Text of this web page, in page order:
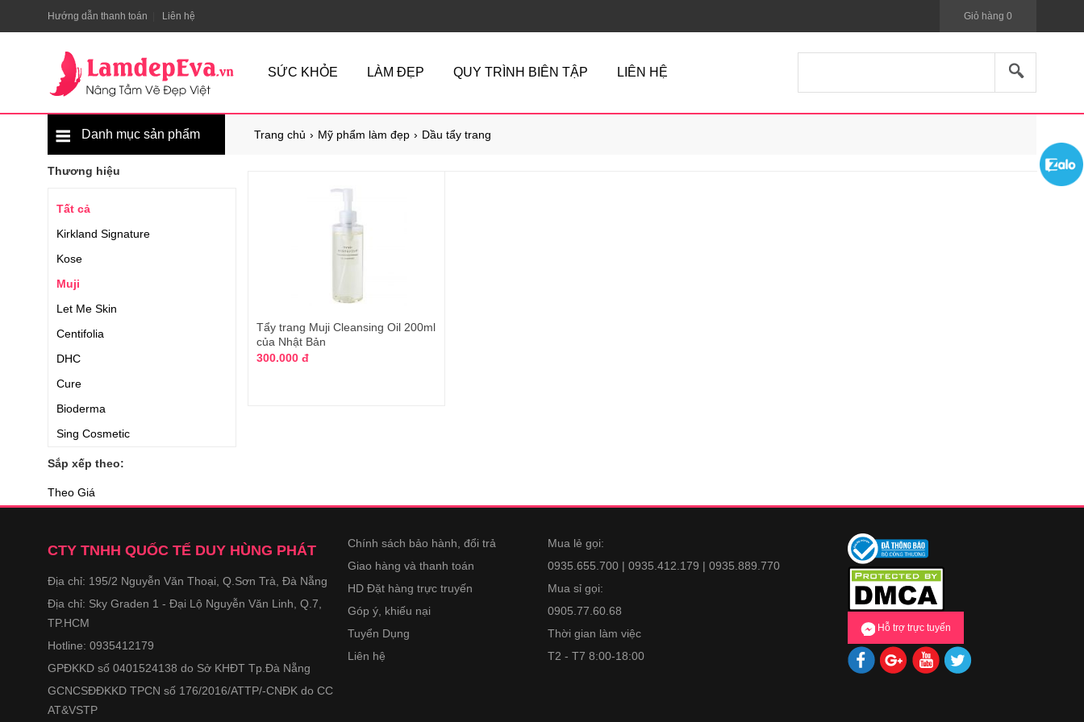
Hướng dẫn thanh toán Liên hệ Giỏ hàng 0
SỨC KHỎE LÀM ĐẸP QUY TRÌNH BIÊN TẬP LIÊN HỆ
Trang chủ Mỹ phẩm làm đẹp Dầu tẩy trang
Danh mục sản phẩm
Thương hiệu
Tất cả
Kirkland Signature
Kose
Muji
Let Me Skin
Centifolia
DHC
Cure
Bioderma
Sing Cosmetic
NUXE
LouvCell
Lanci
Derladie
Chacott
Three
Sắp xếp theo:
Theo Giá
Tẩy trang Muji Cleansing Oil 200ml
của Nhật Bản
300.000 đ
CTY TNHH QUỐC TẾ DUY HÙNG PHÁT
Địa chỉ: 195/2 Nguyễn Văn Thoại, Q.Sơn Trà, Đà Nẵng
Địa chỉ: Sky Graden 1 - Đại Lộ Nguyễn Văn Linh, Q.7,
TP.HCM
Hotline: 0935412179
GPĐKKD số 0401524138 do Sở KHĐT Tp.Đà Nẵng
GCNCSĐĐKKD TPCN số 176/2016/ATTP/-CNĐK do CC
AT&VSTP
Chính sách bảo hành, đổi trả
Giao hàng và thanh toán
HD Đặt hàng trực truyến
Góp ý, khiếu nại
Tuyển Dụng
Liên hệ
Mua lẻ gọi:
0935.655.700 | 0935.412.179 | 0935.889.770
Mua sỉ gọi:
0905.77.60.68
Thời gian làm việc
T2 - T7 8:00-18:00
Hỗ trợ trực tuyến